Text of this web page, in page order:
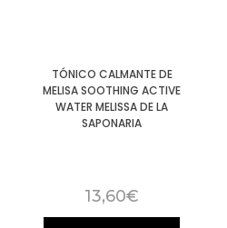
TÓNICO CALMANTE DE
MELISA SOOTHING ACTIVE
WATER MELISSA DE LA
SAPONARIA
13,60€